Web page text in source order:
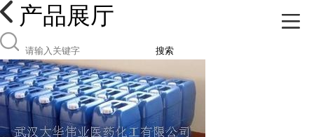
产品展厅
搜索